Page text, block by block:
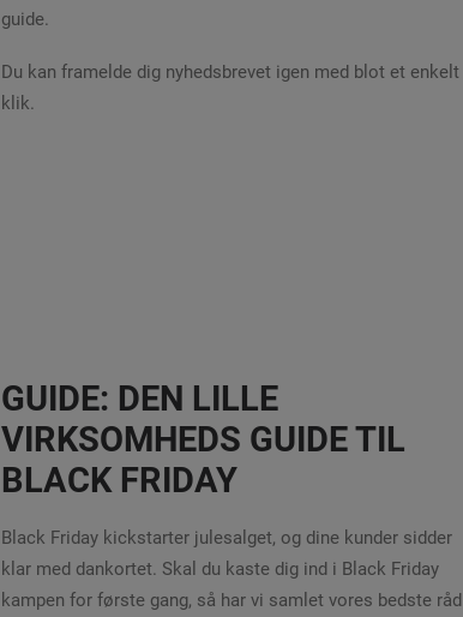
guide.
Du kan framelde dig nyhedsbrevet igen med blot et enkelt
klik.
GUIDE: DEN LILLE
VIRKSOMHEDS GUIDE TIL
BLACK FRIDAY
Black Friday kickstarter julesalget, og dine kunder sidder
klar med dankortet. Skal du kaste dig ind i Black Friday
kampen for første gang, så har vi samlet vores bedste råd